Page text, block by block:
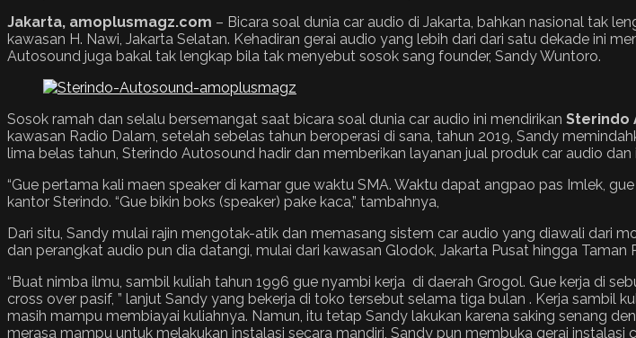
Jakarta, amoplusmagz.com – Bicara soal dunia car audio di Jakarta, bahkan nasional tak
kawasan H. Nawi, Jakarta Selatan. Kehadiran gerai audio yang lebih dari dari satu dekade ini
Autosound juga bakal tak lengkap bila tak menyebut sosok sang founder, Sandy Wuntoro.
Sosok ramah dan selalu bersemangat saat bicara soal dunia car audio ini mendirikan Sterindo
kawasan Radio Dalam, setelah sebelas tahun beroperasi di sana, tahun 2019, Sandy
lima belas tahun, Sterindo Autosound hadir dan memberikan layanan jual produk car audio
“Gue pertama kali maen speaker di kamar gue waktu SMA. Waktu dapat angpao pas Imlek,
kantor Sterindo. “Gue bikin boks (speaker) pake kaca,” tambahnya,
Dari situ, Sandy mulai rajin mengotak-atik dan memasang sistem car audio yang diawali dari
dan perangkat audio pun dia datangi, mulai dari kawasan Glodok, Jakarta Pusat hingga Taman
“Buat nimba ilmu, sambil kuliah tahun 1996 gue nyambi kerja di daerah Grogol. Gue kerja di
cross over pasif, ” lanjut Sandy yang bekerja di toko tersebut selama tiga bulan . Kerja sambil
masih mampu membiayai kuliahnya. Namun, itu tetap Sandy lakukan karena saking senang
merasa mampu untuk melakukan instalasi secara mandiri, Sandy pun membuka gerai